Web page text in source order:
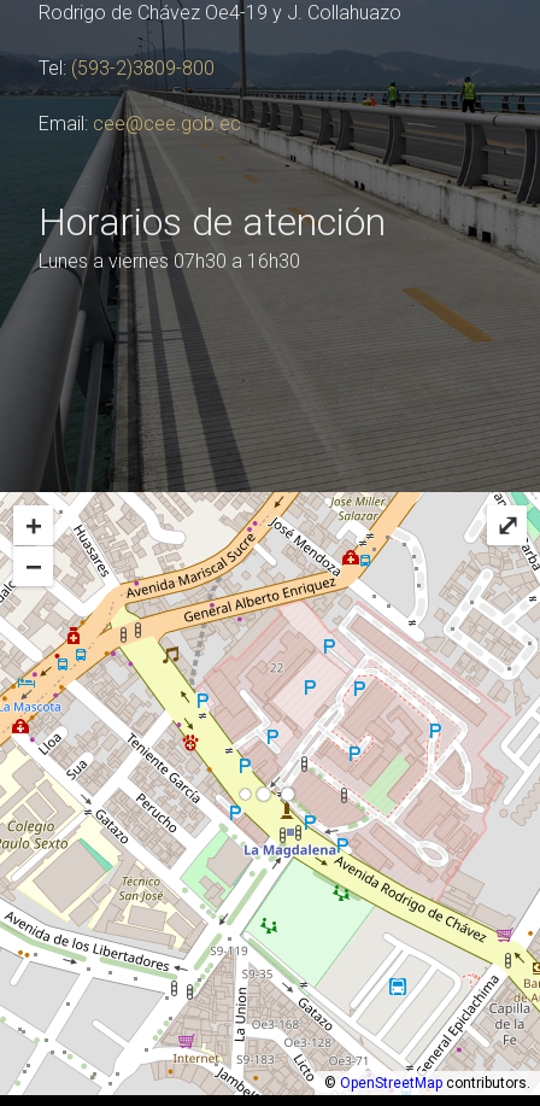
Rodrigo de Chávez Oe4-19 y J. Collahuazo
Tel: (593-2)3809-800
Email: cee@cee.gob.ec
Horarios de atención
Lunes a viernes 07h30 a 16h30
+
−
© OpenStreetMap contributors.
⤢